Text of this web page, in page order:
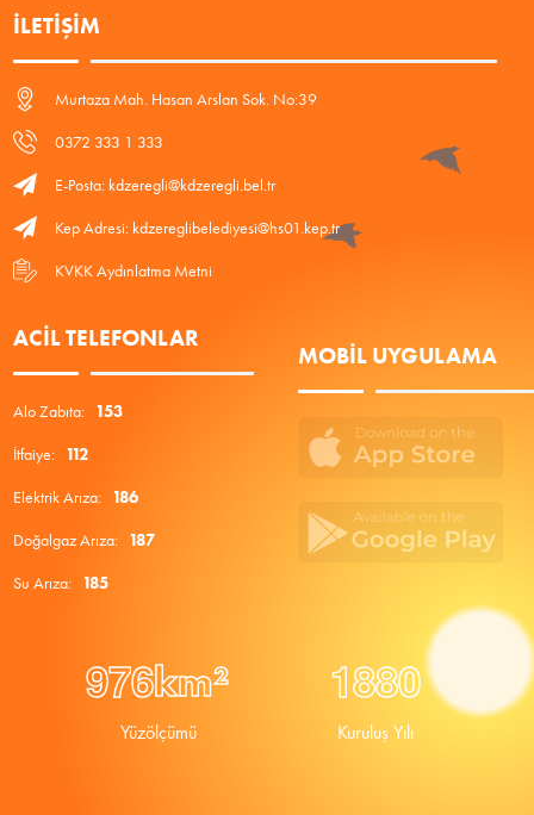
İLETIŞIM
Murtaza Mah. Hasan Arslan Sok. No:39
0372 333 1 333
E-Posta: kdzeregli@kdzeregli.bel.tr
Kep Adresi: kdzereglibelediyesi@hs01.kep.tr
KVKK Aydınlatma Metni
ACIL TELEFONLAR
Alo Zabıta: 153
İtfaiye: 112
Elektrik Arıza: 186
Doğalgaz Arıza: 187
Su Arıza: 185
MOBIL UYGULAMA
976km²
Yüzölçümü
1880
Kuruluş Yılı